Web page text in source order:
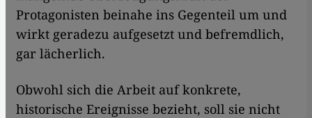
Protagonisten beinahe ins Gegenteil um und
wirkt geradezu aufgesetzt und befremdlich,
gar lächerlich.
Obwohl sich die Arbeit auf konkrete,
historische Ereignisse bezieht, soll sie nicht